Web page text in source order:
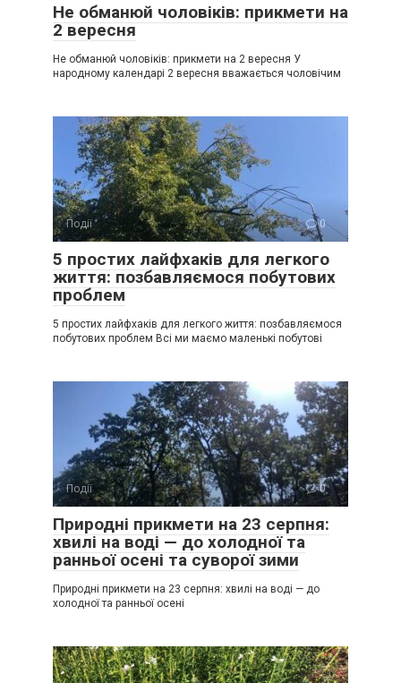
Не обманюй чоловіків: прикмети на
2 вересня
Не обманюй чоловіків: прикмети на 2 вересня У
народному календарі 2 вересня вважається чоловічим
Події 0
5 простих лайфхаків для легкого
життя: позбавляємося побутових
проблем
5 простих лайфхаків для легкого життя: позбавляємося
побутових проблем Всі ми маємо маленькі побутові
Події 0
Природні прикмети на 23 серпня:
хвилі на воді — до холодної та
ранньої осені та суворої зими
Природні прикмети на 23 серпня: хвилі на воді — до
холодної та ранньої осені